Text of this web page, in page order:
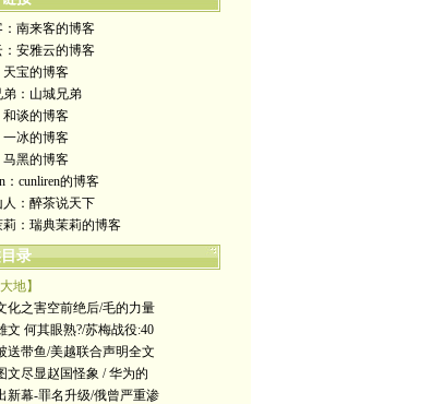
：南来客的博客
：安雅云的博客
天宝的博客
弟：山城兄弟
和谈的博客
一冰的博客
马黑的博客
：cunliren的博客
人：醉茶说天下
莉：瑞典茉莉的博客
录
地】
化之害空前绝后/毛的力量
文 何其眼熟?/苏梅战役:40
送带鱼/美越联合声明全文
文尽显赵国怪象 / 华为的
新幕-罪名升级/俄曾严重渗